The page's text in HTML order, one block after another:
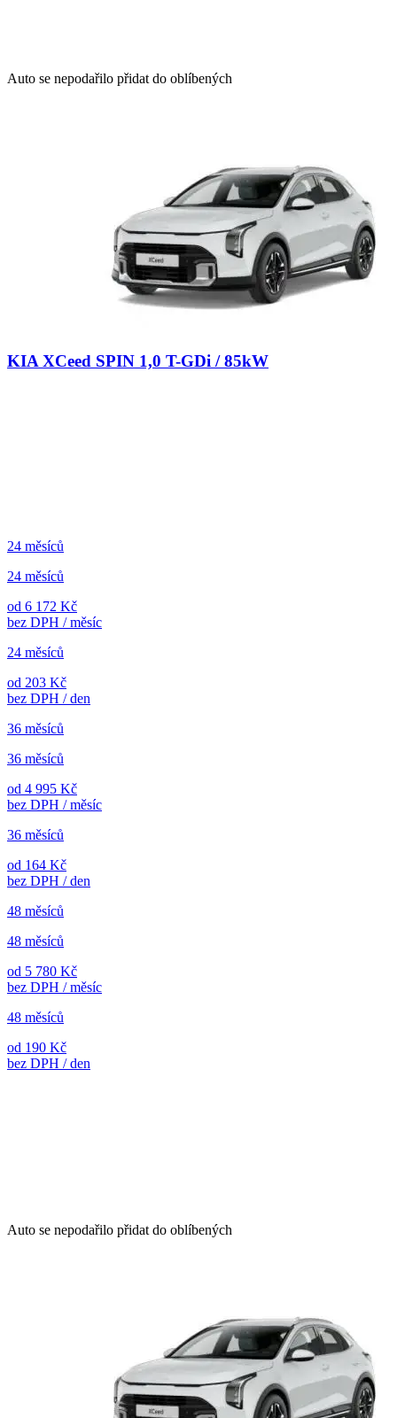
Auto se nepodařilo přidat do oblíbených
KIA XCeed SPIN 1,0 T-GDi / 85kW
24 měsíců
24 měsíců
od 6 172 Kč
bez DPH / měsíc
24 měsíců
od 203 Kč
bez DPH / den
36 měsíců
36 měsíců
od 4 995 Kč
bez DPH / měsíc
36 měsíců
od 164 Kč
bez DPH / den
48 měsíců
48 měsíců
od 5 780 Kč
bez DPH / měsíc
48 měsíců
od 190 Kč
bez DPH / den
Auto se nepodařilo přidat do oblíbených